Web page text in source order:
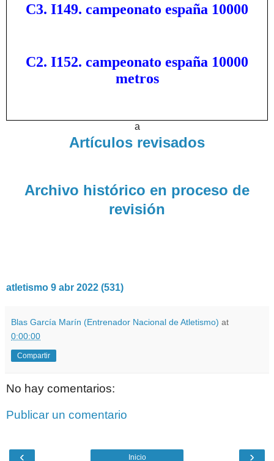
C3. I149. campeonato españa 10000
C2. I152. campeonato españa 10000
metros
a
Artículos revisados
Archivo histórico en proceso de
revisión
atletismo 9 abr 2022 (531)
Blas García Marín (Entrenador Nacional de Atletismo) at
0:00:00
Compartir
No hay comentarios:
Publicar un comentario
‹ ›
Inicio